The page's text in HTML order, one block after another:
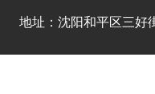
地址：沈阳和平区三好